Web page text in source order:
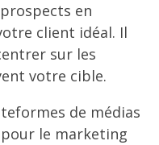
en
client idéal. Il
sur les
votre cible.
de médias
le marketing